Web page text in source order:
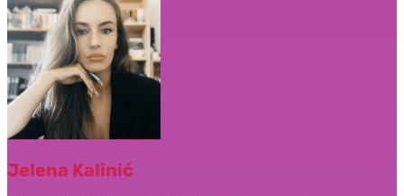
Jelena Kalinić